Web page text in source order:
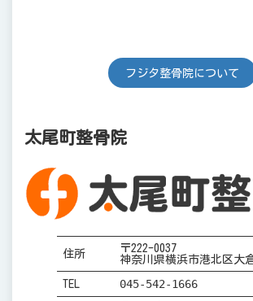
フジタ整骨院について
太尾町整骨院
住所
〒222-0037
神奈川県横浜市港北区大
TEL 045-542-1666